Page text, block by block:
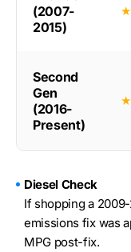
(2007-
2015)
Second
Gen
(2016-
Present)
Diesel Check
If shopping a
emissions fix was
MPG post-fix.